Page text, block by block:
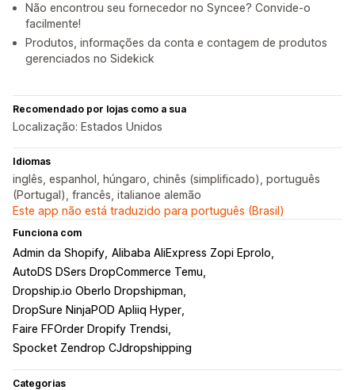
Não encontrou seu fornecedor no Syncee? Convide-o
facilmente!
Produtos, informações da conta e contagem de produtos
gerenciados no Sidekick
Recomendado por lojas como a sua
Localização: Estados Unidos
Idiomas
inglês, espanhol, húngaro, chinês (simplificado), português
(Portugal), francês, italianoe alemão
Este app não está traduzido para português (Brasil)
Funciona com
Admin da Shopify Alibaba AliExpress Zopi Eprolo
AutoDS DSers DropCommerce Temu
Dropship.io Oberlo Dropshipman
DropSure NinjaPOD Apliiq Hyper
Faire FFOrder Dropify Trendsi
Spocket Zendrop CJdropshipping
Categorias